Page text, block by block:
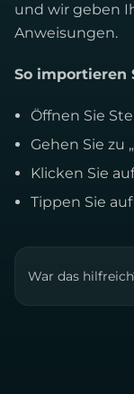
und wir geben
Anweisungen.
So importieren
Öffnen Sie
Gehen Sie zu
Klicken Sie
Tippen Sie
War das